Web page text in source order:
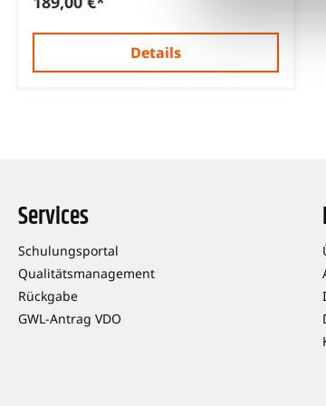
Details
Services
Schulungsportal
Qualitätsmanagement
Rückgabe
GWL-Antrag VDO